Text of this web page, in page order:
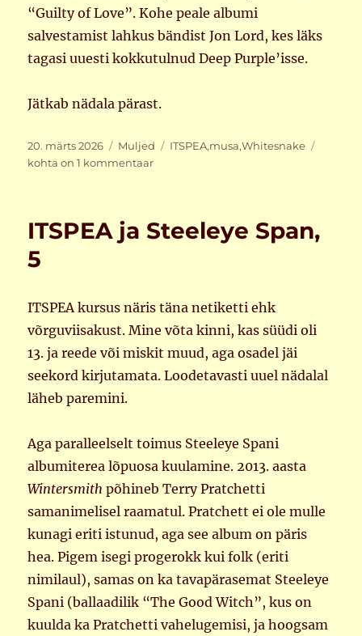
“Guilty of Love”. Kohe peale albumi
salvestamist lahkus bändist Jon Lord, kes läks
tagasi uuesti kokkutulnud Deep Purple’isse.
Jätkab nädala pärast.
Postitatud
20. märts 2026 Rubriigid
Muljed Sildid
ITSPEA,musa,Whitesnake
kohta on 1 kommentaar
ITSPEA ja Steeleye Span,
5
ITSPEA kursus näris täna netiketti ehk
võrguviisakust. Mine võta kinni, kas süüdi oli
13. ja reede või miskit muud, aga osadel jäi
seekord kirjutamata. Loodetavasti uuel nädalal
läheb paremini.
Aga paralleelselt toimus Steeleye Spani
albumiterea lõpuosa kuulamine. 2013. aasta
Wintersmith põhineb Terry Pratchetti
samanimelisel raamatul. Pratchett ei ole mulle
kunagi eriti istunud, aga see album on päris
hea. Pigem isegi progerokk kui folk (eriti
nimilaul), samas on ka tavapärasemat Steeleye
Spani (ballaadilik “The Good Witch”, kus on
kuulda ka Pratchetti vahelugemisi, ja hoogsam